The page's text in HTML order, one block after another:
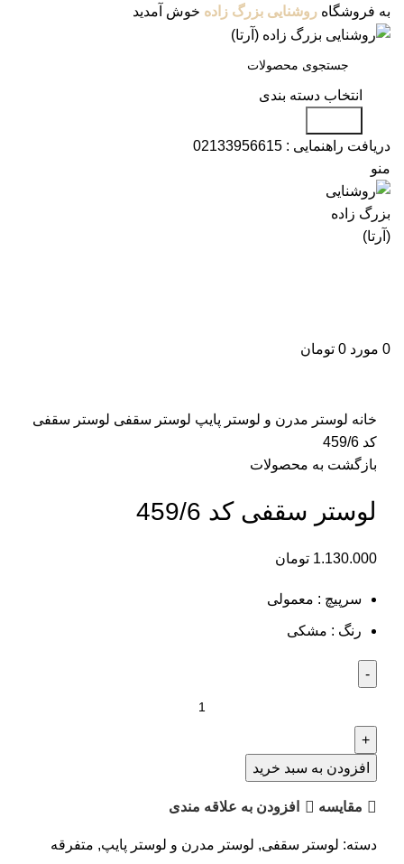
به فروشگاه روشنایی بزرگ زاده خوش آمدید
انتخاب دسته بندی
دریافت راهنمایی : 02133956615
منو
0 مورد 0 تومان
خانه لوستر مدرن و لوستر پایپ لوستر سقفی لوستر سقفی
کد 459/6
بازگشت به محصولات
لوستر سقفی کد 459/6
1.130.000 تومان
سرپیچ : معمولی
رنگ : مشکی
افزودن به سبد خرید
مقايسه افزودن به علاقه مندی
دسته: لوستر سقفی, لوستر مدرن و لوستر پایپ, متفرقه